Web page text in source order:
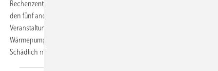
Rechenzentren am Freitag, 20.11., von 8:30 bis 15:30 Uhr, parallel zu
den fünf anderen Arbeitsabteilungen mit elf Vorträgen behandeln. Die
Veranstaltung wird von der AA IV Klimatechnik und
Wärmepumpenanwendung getragen und von Prof. Dr.-Ing. Sylvia
Schädlich moderiert.